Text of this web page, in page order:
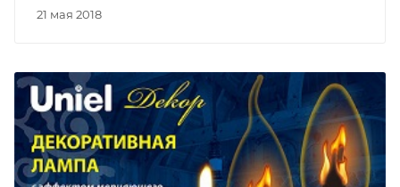
21 мая 2018